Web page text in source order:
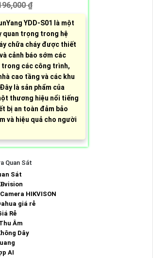
₫
YDD-S01 là một
quan trọng trong hệ
chữa cháy được thiết
cảnh báo sớm các
trong các công trình,
cao tầng và các khu
là sản phẩm của
thương hiệu nổi tiếng
bị an toàn đảm bảo
và hiệu quả cho người
Quan Sát
Sát
HIKVISON
giá rẻ
Rẻ
Âm
Dây
AI